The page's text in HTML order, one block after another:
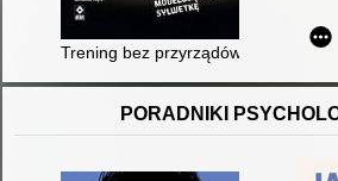
Trening bez przyrządów : ponad
PORADNIKI